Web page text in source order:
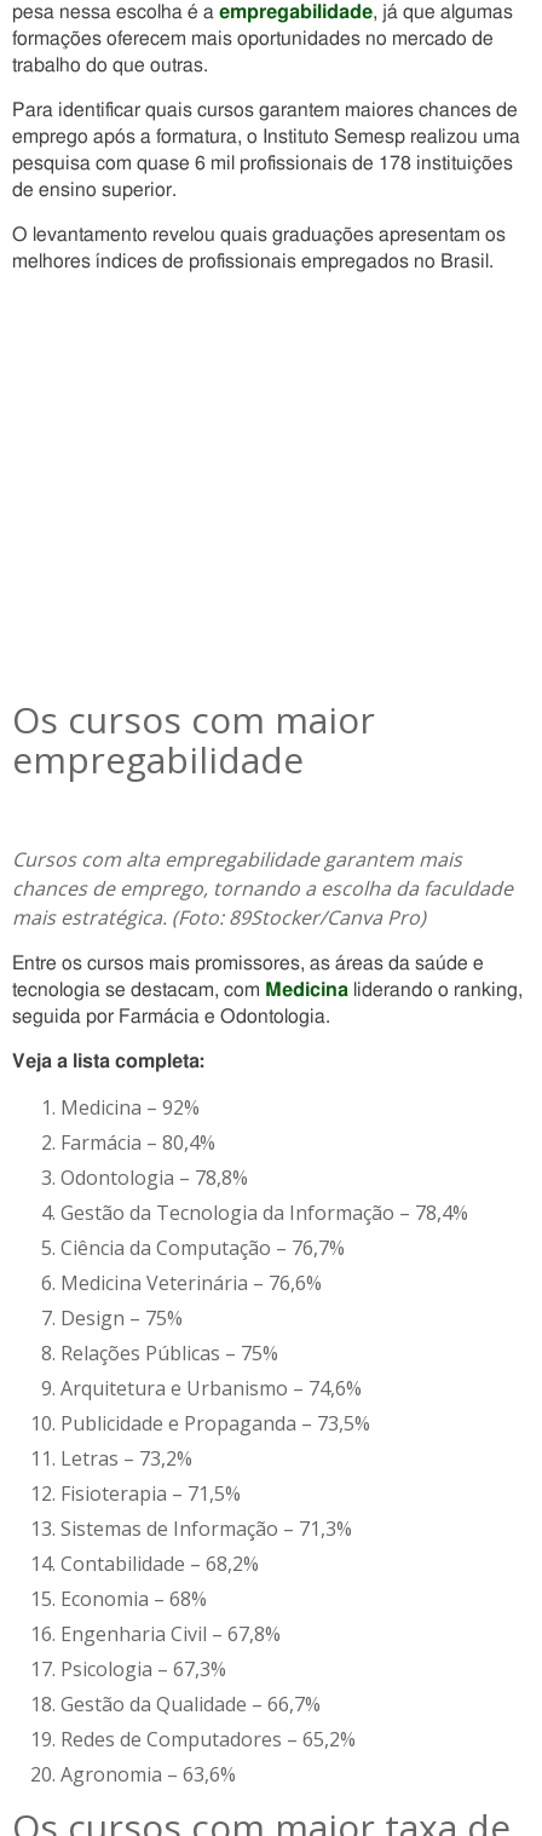
pesa nessa escolha é a empregabilidade, já que algumas
formações oferecem mais oportunidades no mercado de
trabalho do que outras.
Para identificar quais cursos garantem maiores chances de
emprego após a formatura, o Instituto Semesp realizou uma
pesquisa com quase 6 mil profissionais de 178 instituições
de ensino superior.
O levantamento revelou quais graduações apresentam os
melhores índices de profissionais empregados no Brasil.
Os cursos com maior
empregabilidade
Cursos com alta empregabilidade garantem mais
chances de emprego, tornando a escolha da faculdade
mais estratégica. (Foto: 89Stocker/Canva Pro)
Entre os cursos mais promissores, as áreas da saúde e
tecnologia se destacam, com Medicina liderando o ranking,
seguida por Farmácia e Odontologia.
Veja a lista completa:
Medicina – 92%
Farmácia – 80,4%
Odontologia – 78,8%
Gestão da Tecnologia da Informação – 78,4%
Ciência da Computação – 76,7%
Medicina Veterinária – 76,6%
Design – 75%
Relações Públicas – 75%
Arquitetura e Urbanismo – 74,6%
Publicidade e Propaganda – 73,5%
Letras – 73,2%
Fisioterapia – 71,5%
Sistemas de Informação – 71,3%
Contabilidade – 68,2%
Economia – 68%
Engenharia Civil – 67,8%
Psicologia – 67,3%
Gestão da Qualidade – 66,7%
Redes de Computadores – 65,2%
Agronomia – 63,6%